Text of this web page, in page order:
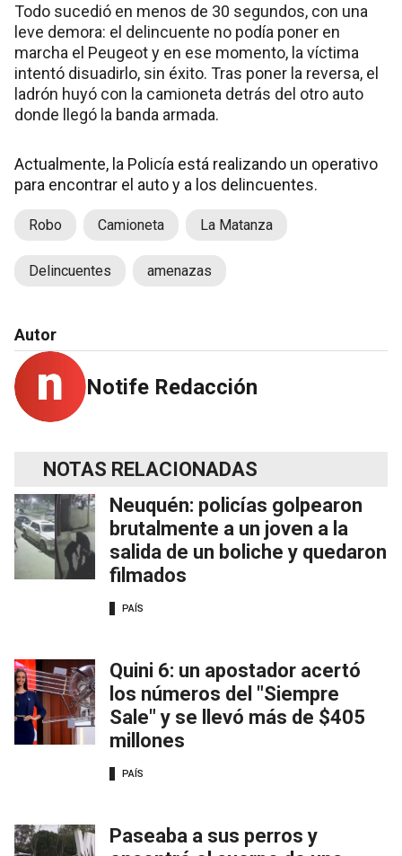
Todo sucedió en menos de 30 segundos, con una
leve demora: el delincuente no podía poner en
marcha el Peugeot y en ese momento, la víctima
intentó disuadirlo, sin éxito. Tras poner la reversa, el
ladrón huyó con la camioneta detrás del otro auto
donde llegó la banda armada.
Actualmente, la Policía está realizando un operativo
para encontrar el auto y a los delincuentes.
Robo Camioneta La Matanza
Delincuentes amenazas
Autor
Notife Redacción
NOTAS RELACIONADAS
Neuquén: policías golpearon
brutalmente a un joven a la
salida de un boliche y quedaron
filmados
PAÍS
Quini 6: un apostador acertó
los números del "Siempre
Sale" y se llevó más de $405
millones
PAÍS
Paseaba a sus perros y